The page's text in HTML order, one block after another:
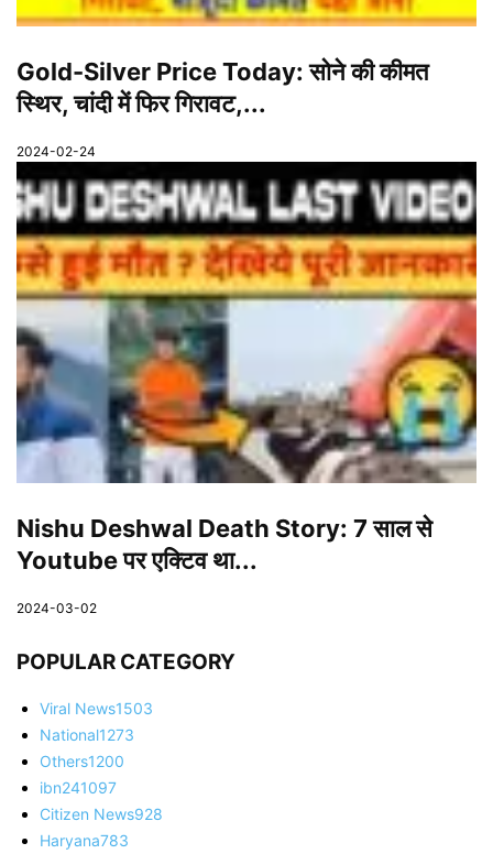
Gold-Silver Price Today: सोने की कीमत
स्थिर, चांदी में फिर गिरावट,...
2024-02-24
Nishu Deshwal Death Story: 7 साल से
Youtube पर एक्टिव था...
2024-03-02
POPULAR CATEGORY
Viral News1503
National1273
Others1200
ibn241097
Citizen News928
Haryana783